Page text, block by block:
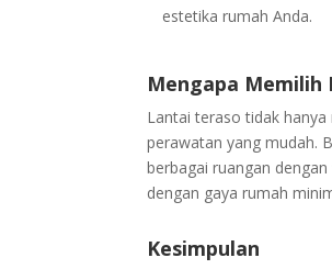
estetika rumah Anda.
Mengapa Memilih
Lantai teraso tidak
perawatan yang mudah.
berbagai ruangan
dengan gaya rumah
Kesimpulan